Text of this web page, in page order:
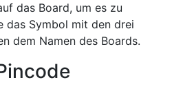
das Board, um es zu
das Symbol mit den drei
dem Namen des Boards.